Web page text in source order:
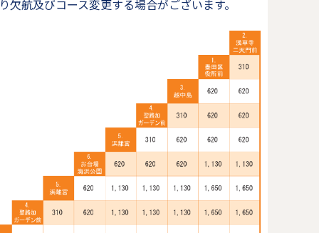
欠航及びコース変更する場合がございます。